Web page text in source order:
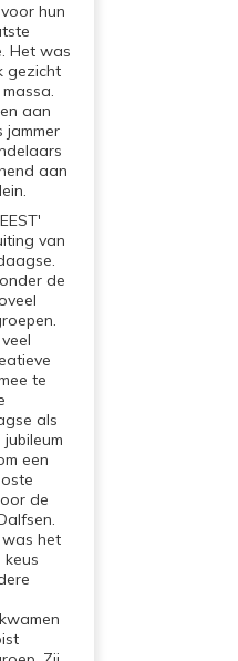
hun
Het was
gezicht
aan
jammer
aan
van
de
te
als
een
de
het
keus